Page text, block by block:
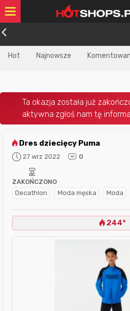
Hot Najnowsze
Dres dziecięcy Puma
27 wrz 2022 0
Decathlon Moda męska Moda
ZAKOŃCZONO
244°